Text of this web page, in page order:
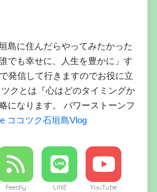
島に住んだらやってみたかった
でも幸せに、人生を豊かに」す
発信して行きますのでお役に立
クとは『心はどのタイミングか
になります。 パワーストーンフ
ココツク石垣島Vlog
Feedly LINE YouTube